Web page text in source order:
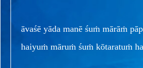
āvaśē yāda manē śuṁ mārāṁ
haiyuṁ māruṁ śuṁ kōtaratuṁ